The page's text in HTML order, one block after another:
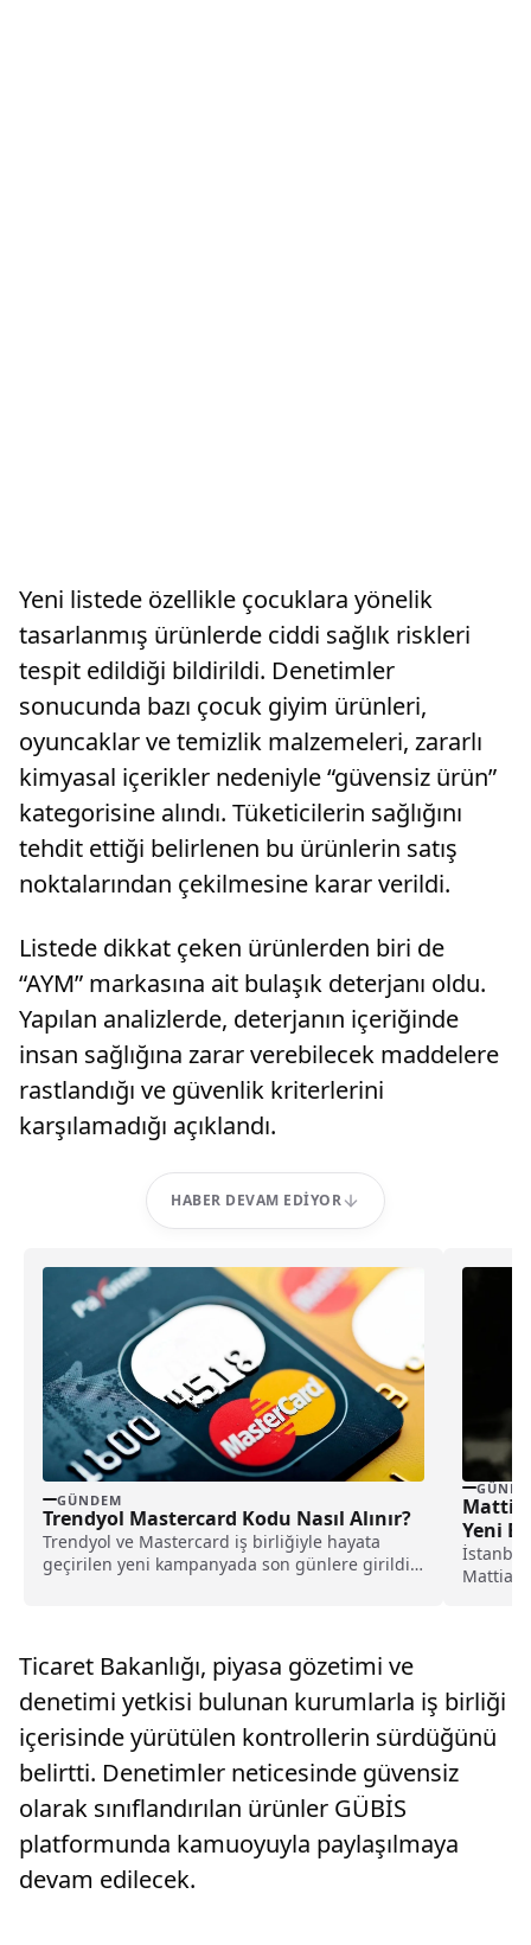
Yeni listede özellikle çocuklara yönelik
tasarlanmış ürünlerde ciddi sağlık riskleri
tespit edildiği bildirildi. Denetimler
sonucunda bazı çocuk giyim ürünleri,
oyuncaklar ve temizlik malzemeleri, zararlı
kimyasal içerikler nedeniyle “güvensiz ürün”
kategorisine alındı. Tüketicilerin sağlığını
tehdit ettiği belirlenen bu ürünlerin satış
noktalarından çekilmesine karar verildi.
Listede dikkat çeken ürünlerden biri de
“AYM” markasına ait bulaşık deterjanı oldu.
Yapılan analizlerde, deterjanın içeriğinde
insan sağlığına zarar verebilecek maddelere
rastlandığı ve güvenlik kriterlerini
karşılamadığı açıklandı.
HABER DEVAM EDIYOR
GÜNDEM
Trendyol Mastercard Kodu Nasıl Alınır?
Trendyol ve Mastercard iş birliğiyle hayata
geçirilen yeni kampanyada son günlere girildi.
Mattia
Yeni
İstanbul
Mattia
Ticaret Bakanlığı, piyasa gözetimi ve
denetimi yetkisi bulunan kurumlarla iş birliği
içerisinde yürütülen kontrollerin sürdüğünü
belirtti. Denetimler neticesinde güvensiz
olarak sınıflandırılan ürünler GÜBİS
platformunda kamuoyuyla paylaşılmaya
devam edilecek.